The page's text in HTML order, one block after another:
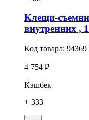
Клещи-
внутренних ,
Код товара: 94369
4 754 ₽
Кэшбек
+ 333